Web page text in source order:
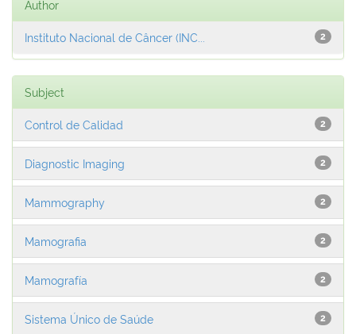
Author
2
Instituto Nacional de Câncer (INC...
Subject
2
Control de Calidad
2
Diagnostic Imaging
2
Mammography
2
Mamografia
2
Mamografía
2
Sistema Único de Saúde